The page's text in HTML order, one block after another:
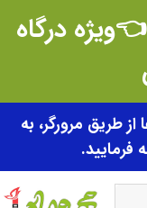
کد تخفیف takhfif0505👈ویژه درگاه
طریق مرورگر، به